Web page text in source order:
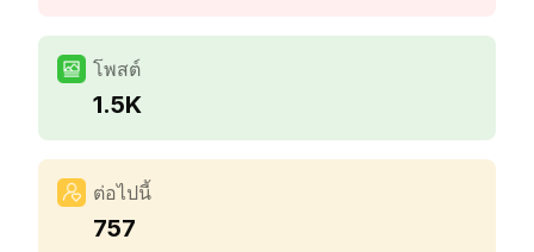
โพสต์
1.5K
ต่อไปนี้
757